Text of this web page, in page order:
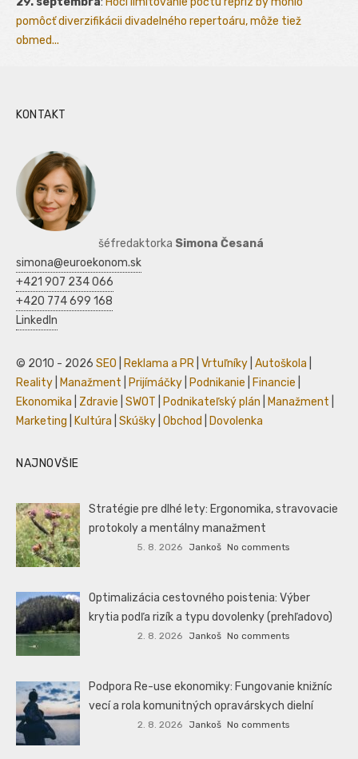
pomôcť diverzifikácii divadelného repertoáru, môže tiež
obmed...
KONTAKT
šéfredaktorka Simona Česaná
simona@euroekonom.sk
+421 907 234 066
+420 774 699 168
LinkedIn
© 2010 - 2026 SEO Reklama a PR Vrtuľníky Autoškola
Reality
Manažment Prijímáčky Podnikanie Financie
Ekonomika
Zdravie SWOT Podnikateľský plán Manažment
Marketing
Kultúra Skúšky Obchod Dovolenka
NAJNOVŠIE
Stratégie pre dlhé lety: Ergonomika, stravovacie
protokoly a mentálny manažment
5. 8. 2026 Jankoš No comments
Optimalizácia cestovného poistenia: Výber
krytia podľa rizík a typu dovolenky (prehľadovo)
2. 8. 2026 Jankoš No comments
Podpora Re-use ekonomiky: Fungovanie knižníc
vecí a rola komunitných opravárskych dielní
2. 8. 2026 Jankoš No comments